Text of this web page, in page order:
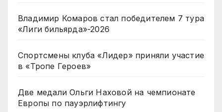
Владимир Комаров стал победителем 7 тура
«Лиги бильярда»-2026
Спортсмены клуба «Лидер» приняли участие
в «Тропе Героев»
Две медали Ольги Наховой на чемпионате
Европы по пауэрлифтингу